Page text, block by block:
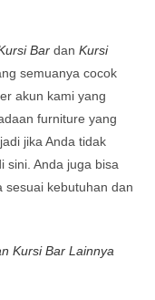
Bar danKursi
semuanya cocok
akun kami yang
furniture yang
jika Anda tidak
sini. Anda juga bisa
sesuai kebutuhan dan
Kursi Bar Lainnya